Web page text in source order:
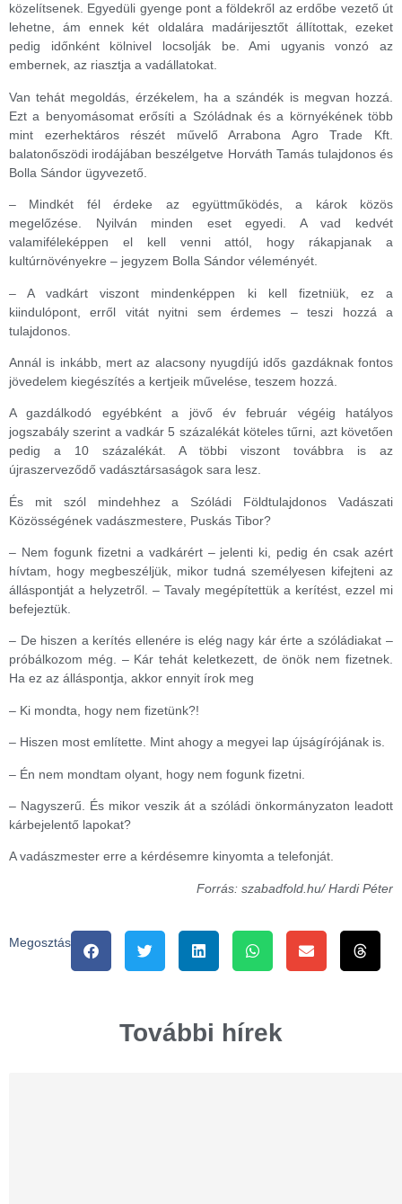
közelítsenek. Egyedüli gyenge pont a földekről az erdőbe vezető út
lehetne, ám ennek két oldalára madárijesztőt állítottak, ezeket
pedig időnként kölnivel locsolják be. Ami ugyanis vonzó az
embernek, az riasztja a vadállatokat.
Van tehát megoldás, érzékelem, ha a szándék is megvan hozzá.
Ezt a benyomásomat erősíti a Szóládnak és a környékének több
mint ezerhektáros részét művelő Arrabona Agro Trade Kft.
balatonőszödi irodájában beszélgetve Horváth Tamás tulajdonos és
Bolla Sándor ügyvezető.
– Mindkét fél érdeke az együttműködés, a károk közös
megelőzése. Nyilván minden eset egyedi. A vad kedvét
valamiféleképpen el kell venni attól, hogy rákapjanak a
kultúrnövényekre – jegyzem Bolla Sándor véleményét.
– A vadkárt viszont mindenképpen ki kell fizetniük, ez a
kiindulópont, erről vitát nyitni sem érdemes – teszi hozzá a
tulajdonos.
Annál is inkább, mert az alacsony nyugdíjú idős gazdáknak fontos
jövedelem kiegészítés a kertjeik művelése, teszem hozzá.
A gazdálkodó egyébként a jövő év február végéig hatályos
jogszabály szerint a vadkár 5 százalékát köteles tűrni, azt követően
pedig a 10 százalékát. A többi viszont továbbra is az
újraszerveződő vadásztársaságok sara lesz.
És mit szól mindehhez a Szóládi Földtulajdonos Vadászati
Közösségének vadászmestere, Puskás Tibor?
– Nem fogunk fizetni a vadkárért – jelenti ki, pedig én csak azért
hívtam, hogy megbeszéljük, mikor tudná személyesen kifejteni az
álláspontját a helyzetről. – Tavaly megépítettük a kerítést, ezzel mi
befejeztük.
– De hiszen a kerítés ellenére is elég nagy kár érte a szóládiakat –
próbálkozom még. – Kár tehát keletkezett, de önök nem fizetnek.
Ha ez az álláspontja, akkor ennyit írok meg
– Ki mondta, hogy nem fizetünk?!
– Hiszen most említette. Mint ahogy a megyei lap újságírójának is.
– Én nem mondtam olyant, hogy nem fogunk fizetni.
– Nagyszerű. És mikor veszik át a szóládi önkormányzaton leadott
kárbejelentő lapokat?
A vadászmester erre a kérdésemre kinyomta a telefonját.
Forrás: szabadfold.hu/ Hardi Péter
Megosztás
További hírek